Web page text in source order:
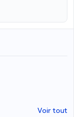
Voir tout